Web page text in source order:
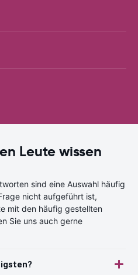
Leute wissen
sind eine Auswahl häufig
nicht aufgeführt ist,
mit den häufig gestellten
Sie uns auch gerne